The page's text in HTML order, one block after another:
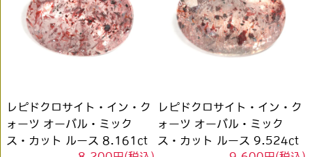
レピドクロサイト・イン・ク
ォーツ オーバル・ミック
ス・カット ルース 8.161ct
レピドクロサイト・イン・ク
ォーツ オーバル・ミック
ス・カット ルース 9.524ct